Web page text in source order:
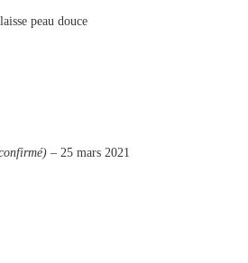
peau douce
– 25 mars 2021